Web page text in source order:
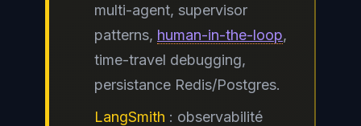
multi-agent, supervisor
patterns, human-in-the-loop,
time-travel debugging,
persistance Redis/Postgres.
LangSmith : observabilité